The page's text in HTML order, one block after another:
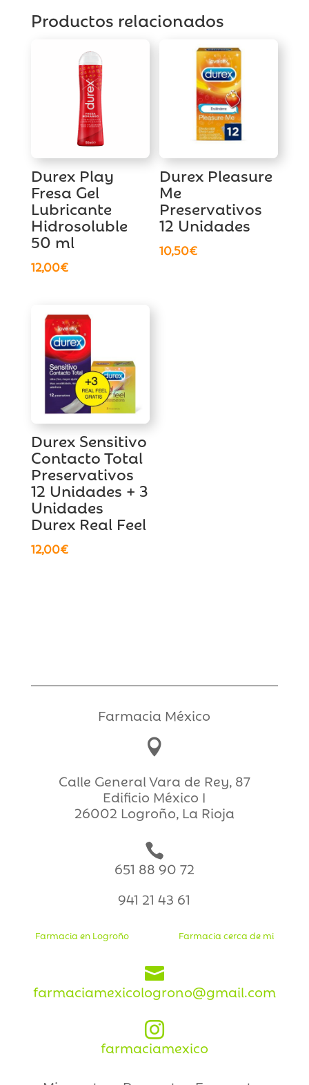
Productos relacionados
Durex Play
Fresa Gel
Lubricante
Hidrosoluble
50 ml
12,00€
Durex Pleasure
Me
Preservativos
12 Unidades
10,50€
Durex Sensitivo
Contacto Total
Preservativos
12 Unidades + 3
Unidades
Durex Real Feel
12,00€
Farmacia México

Calle General Vara de Rey, 87
Edificio México I
26002 Logroño, La Rioja

651 88 90 72
941 21 43 61
Farmacia en Logroño Farmacia cerca de mi

farmaciamexicologrono@gmail.com

farmaciamexico